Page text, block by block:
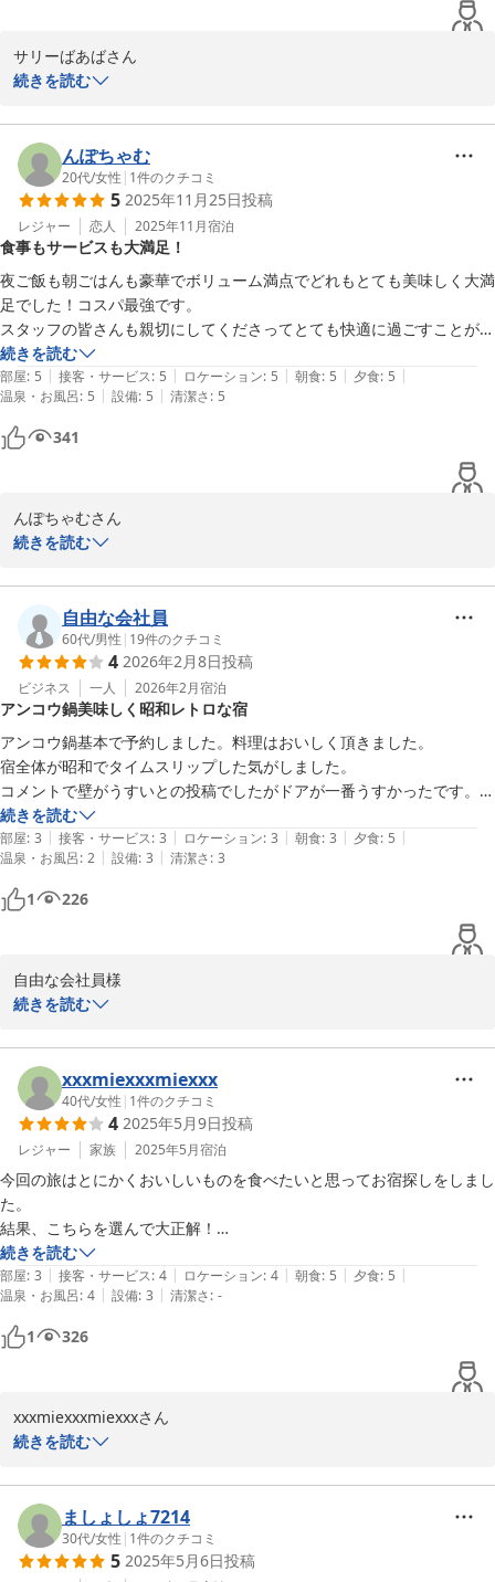
・磯崎海岸　潮干狩り
・那珂湊魚市場
-----------------------------------------
あんこう鍋基本プラン
あんこう土鍋・あん肝とも酢
近海唐揚・茶わんむし・〆は雑炊
-----------------------------------------
〜人気のあんこう鍋が味わえるお店〜
潮騒の宿丸徳　　薄井
潮騒の宿 丸徳
2026-02-09
段が、急なうえに建物全体が、古いのは致し方ないかな。皆さんの絶対
サリーばあばさん
ご利用ありがとうございました。
最後の〆の雑炊
あんこう鍋の旨味たっぷりで
とても美味しいですよね〜♪
次回は、
あん唐とあん肝ソテーが付いている
あんこう鍋フルコースを
召し上がりに来てくださいね♪
民宿程度のお部屋
◎あんこう鍋コース
１０月〜４月
-----------------------------------------
あんこう鍋基本プラン
極旨あんこう土鍋・あん肝とも酢
近海唐揚・茶わんむし・〆は雑炊
-----------------------------------------
地魚取扱店☆☆常陸牛認証店
潮騒の宿丸徳　　薄井
潮騒の宿 丸徳
2025-12-26
続きを読む
んぽちゃむ
20代/女性 | 1件のクチコミ
5 2025年11月25日投稿
レジャー 恋人 2025年11月宿泊
食事もサービスも大満足！
夜ご飯も朝ごはんも豪華でボリューム満点でどれもとても美味しく大満
足でした！コスパ最強です。
スタッフの皆さんも親切にしてくださってとても快適に過ごすことが出
来ました。ありがとうございました。また来たいです。
続きを読む
部屋: 5 | 接客・サービス: 5 | ロケーション: 5 | 朝食: 5 | 夕食: 5 |
温泉・お風呂: 5 | 設備: 5 | 清潔さ: 5
341
んぽちゃむさん
ご宿泊ありがとうございました。
ゆっくりとお食事を味わっていただき
嬉しいお言葉ありがとうございます。
また温まるあんこう鍋を食べに
仲良くいらしてくださいね♪
お待ちしております。
-----------------------------------------
極旨あんこう土鍋・あん肝とも酢
近海唐揚・茶わんむし・〆は雑炊
-----------------------------------------
地魚取扱店☆☆常陸牛認証店
潮騒の宿 丸徳
2025-12-26
続きを読む
自由な会社員
60代/男性 | 19件のクチコミ
4 2026年2月8日投稿
ビジネス 一人 2026年2月宿泊
アンコウ鍋美味しく昭和レトロな宿
アンコウ鍋基本で予約しました。料理はおいしく頂きました。
宿全体が昭和でタイムスリップした気がしました。
コメントで壁がうすいとの投稿でしたがドアが一番うすかったです。
（音が聞こえる）
続きを読む
部屋: 3 | 接客・サービス: 3 | ロケーション: 3 | 朝食: 3 | 夕食: 5 |
温泉・お風呂: 2 | 設備: 3 | 清潔さ: 3
1 226
自由な会社員様
ご宿泊ありがとうございました。
念願のあんこう鍋♪
喜んでいただけてとても嬉しいです。
また恋しくなったころお待ちしております！
当館も街並みも、のどかです。
せわしい日常から離れ
ゆったりとお過ごしいただけます♪
・本館は客室
・新館はお食事会場
-----------------------------------------
あんこう鍋基本プラン
あんこう土鍋・あん肝とも酢
続きを読む
xxxmiexxxmiexxx
40代/女性 | 1件のクチコミ
4 2025年5月9日投稿
レジャー 家族 2025年5月宿泊
今回の旅はとにかくおいしいものを食べたいと思ってお宿探しをしまし
た。
結果、こちらを選んで大正解！
お刺身も常陸牛もあわびもおいしくて、ボリュームもたっぷり。
食事の場所からは海がよく見えてきれいでした。
他の方のクチコミを読み込んでいったのでお部屋には元々期待はしてい
ませんでしたが、
出入口がふすまのような感じで廊下の音は結構聞こえますが、一番奥の
部屋で隣の部屋も空室のようだったので
私たちは特に気にならず。
宿のご主人があれこれアドバイスしてくださり、翌日はネモフィラを堪
能することができました。
続きを読む
部屋: 3 | 接客・サービス: 4 | ロケーション: 4 | 朝食: 5 | 夕食: 5 |
温泉・お風呂: 4 | 設備: 3 | 清潔さ: -
1 326
xxxmiexxxmiexxxさん
この度は、潮騒の宿丸徳へ
ご宿泊ありがとうございました。
続きを読む
ましょしょ7214
30代/女性 | 1件のクチコミ
5 2025年5月6日投稿